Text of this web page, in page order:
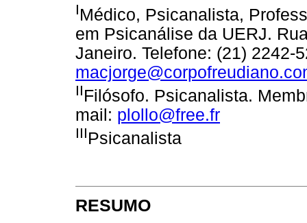
IMédico, Psicanalista,
em Psicanálise da UERJ.
Janeiro. Telefone: (21) 2242-
IIFilósofo. Psicanalista.
mail: plollo@free.fr
IIIPsicanalista
RESUMO